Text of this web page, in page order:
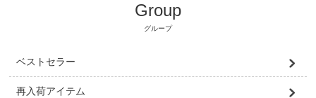
Group
グループ
ベストセラー
再入荷アイテム